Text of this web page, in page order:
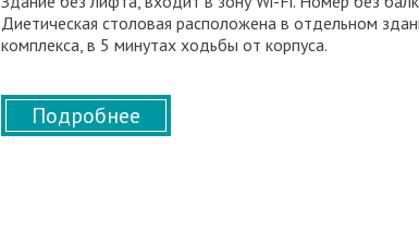
Диетическая столовая расположена в отдельном
комплекса, в 5 минутах ходьбы от корпуса.
Подробнее